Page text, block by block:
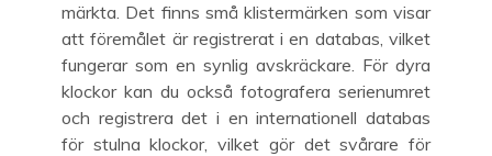
märkta. Det finns små klistermärken som visar
att föremålet är registrerat i en databas, vilket
fungerar som en synlig avskräckare. För dyra
klockor kan du också fotografera serienumret
och registrera det i en internationell databas
för stulna klockor, vilket gör det svårare för